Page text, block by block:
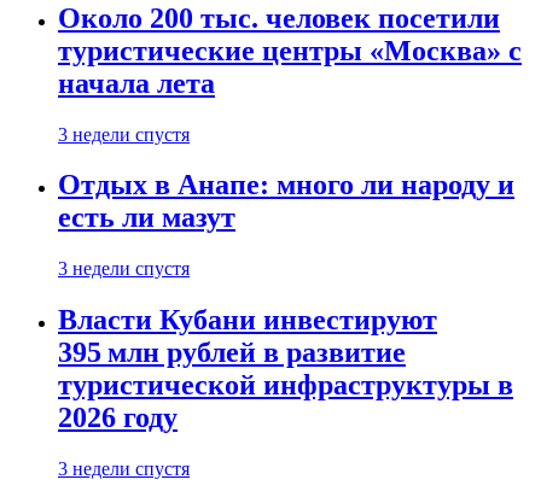
Около 200 тыс. человек посетили
туристические центры «Москва» с
начала лета
3 недели спустя
Отдых в Анапе: много ли народу и
есть ли мазут
3 недели спустя
Власти Кубани инвестируют
395 млн рублей в развитие
туристической инфраструктуры в
2026 году
3 недели спустя